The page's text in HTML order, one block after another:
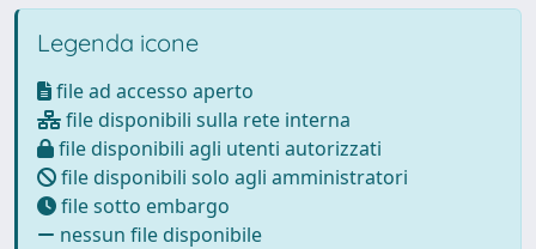
Legenda icone
file ad accesso aperto
file disponibili sulla rete interna
file disponibili agli utenti autorizzati
file disponibili solo agli amministratori
file sotto embargo
nessun file disponibile